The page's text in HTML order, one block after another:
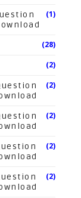
(1)
(28)
(2)
(2)
(2)
(2)
(2)